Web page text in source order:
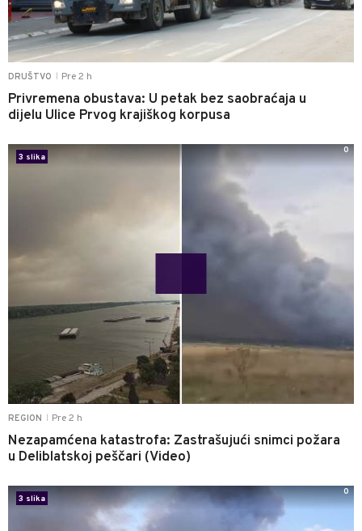
DRUŠTVO Pre 2 h
Privremena obustava: U petak bez saobraćaja u
dijelu Ulice Prvog krajiškog korpusa
REGION Pre 2 h
Nezapamćena katastrofa: Zastrašujući snimci požara
u Deliblatskoj peščari (Video)
3 slika
0
3 slika
0